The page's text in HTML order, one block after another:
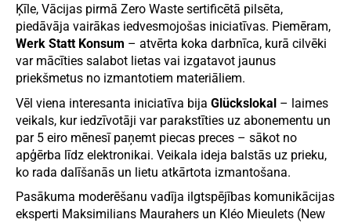
Ķīle, Vācijas pirmā Zero Waste sertificētā pilsēta,
piedāvāja vairākas iedvesmojošas iniciatīvas. Piemēram,
Werk Statt Konsum – atvērta koka darbnīca, kurā cilvēki
var mācīties salabot lietas vai izgatavot jaunus
priekšmetus no izmantotiem materiāliem.
Vēl viena interesanta iniciatīva bija Glückslokal – laimes
veikals, kur iedzīvotāji var parakstīties uz abonementu un
par 5 eiro mēnesī paņemt piecas preces – sākot no
apģērba līdz elektronikai. Veikala ideja balstās uz prieku,
ko rada dalīšanās un lietu atkārtota izmantošana.
Pasākuma moderēšanu vadīja ilgtspējības komunikācijas
eksperti Maksimilians Maurahers un Kléo Mieulets (New